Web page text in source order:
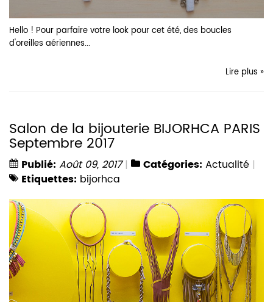
Hello ! Pour parfaire votre look pour cet été, des boucles
d'oreilles aériennes...
Lire plus »
Salon de la bijouterie BIJORHCA PARIS
Septembre 2017
Publié: Août 09, 2017 Catégories: Actualité
Etiquettes: bijorhca